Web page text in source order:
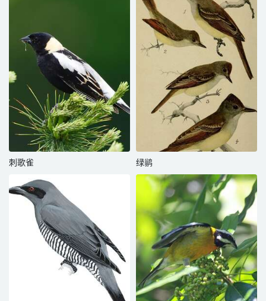
刺歌雀 绿鹟